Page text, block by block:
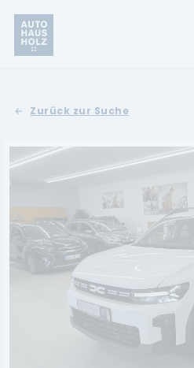
Opel
Kia
Ford
Land Rover
Renault
Dacia
Zurück zur Suche